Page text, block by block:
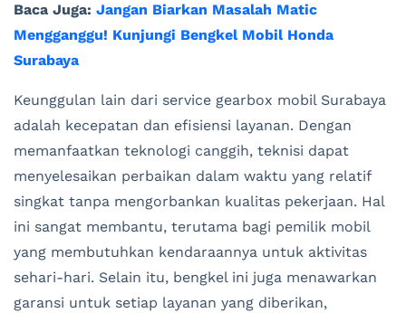
Baca Juga: Jangan Biarkan Masalah Matic
Mengganggu! Kunjungi Bengkel Mobil Honda
Surabaya
Keunggulan lain dari service gearbox mobil Surabaya
adalah kecepatan dan efisiensi layanan. Dengan
memanfaatkan teknologi canggih, teknisi dapat
menyelesaikan perbaikan dalam waktu yang relatif
singkat tanpa mengorbankan kualitas pekerjaan. Hal
ini sangat membantu, terutama bagi pemilik mobil
yang membutuhkan kendaraannya untuk aktivitas
sehari-hari. Selain itu, bengkel ini juga menawarkan
garansi untuk setiap layanan yang diberikan,